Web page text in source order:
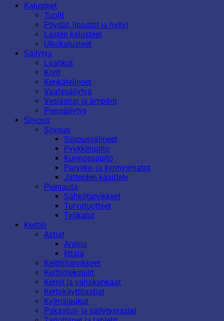
Kalusteet
Tuolit
Pöydät, lipastot ja hyllyt
Lasten kalusteet
Ulkokalusteet
Säilytys
Laatikot
Korit
Kenkätelineet
Vaatesäilytys
Vesiastiat ja ämpärit
Piensäilytys
Siivous
Siivous
Siivousvälineet
Pyykkihuolto
Kunnossapito
Parveke- ja kynnysmatot
Jätteiden käsittely
Pienrauta
Sähkötarvikkeet
Turvatuotteet
Työkalut
Keittiö
Astiat
Arabia
Iittala
Keittiötarvikkeet
Keittiötekstiilit
Kernit ja vahakankaat
Kertakäyttöastiat
Kylmälaukut
Pakastus- ja säilytysrasiat